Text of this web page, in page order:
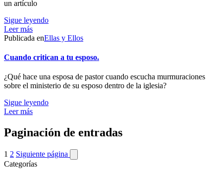
un artículo
Sigue leyendo
Leer más
Publicada enEllas y Ellos
Cuando critican a tu esposo.
¿Qué hace una esposa de pastor cuando escucha murmuraciones
sobre el ministerio de su esposo dentro de la iglesia?
Sigue leyendo
Leer más
Paginación de entradas
1 2 Siguiente página
Categorías